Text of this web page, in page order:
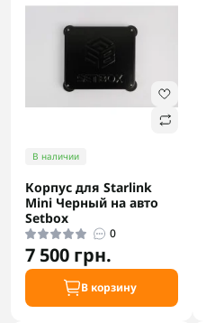
В наличии
Корпус для Starlink
Mini Черный на авто
Setbox
0
7 500 грн.
В корзину